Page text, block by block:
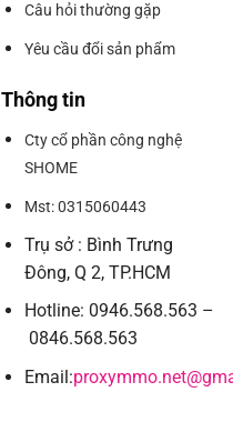
Câu hỏi thường gặp
Yêu cầu đổi sản phẩm
Thông tin
Cty cổ phần công nghệ
SHOME
Mst: 0315060443
Trụ sở : Bình Trưng
Đông, Q 2, TP.HCM
Hotline: 0946.568.563 –
0846.568.563
Email: